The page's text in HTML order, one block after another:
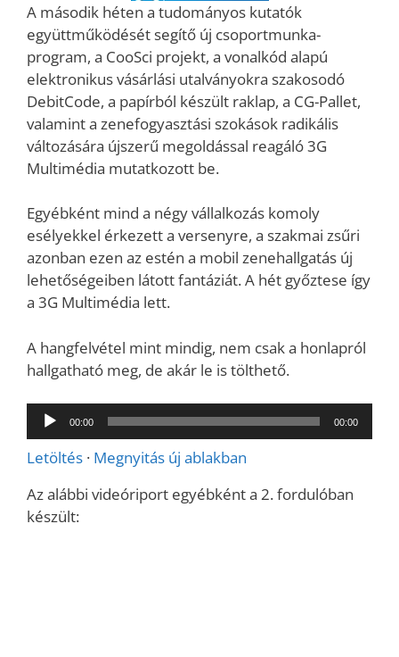
A második héten a tudományos kutatók
együttműködését segítő új csoportmunka-
program, a CooSci projekt, a vonalkód alapú
elektronikus vásárlási utalványokra szakosodó
DebitCode, a papírból készült raklap, a CG-Pallet,
valamint a zenefogyasztási szokások radikális
változására újszerű megoldással reagáló 3G
Multimédia mutatkozott be.
Egyébként mind a négy vállalkozás komoly
esélyekkel érkezett a versenyre, a szakmai zsűri
azonban ezen az estén a mobil zenehallgatás új
lehetőségeiben látott fantáziát. A hét győztese így
a 3G Multimédia lett.
A hangfelvétel mint mindig, nem csak a honlapról
hallgatható meg, de akár le is tölthető.
Audió
lejátszó
00:00 00:00
Letöltés · Megnyitás új ablakban
Az alábbi videóriport egyébként a 2. fordulóban
készült: